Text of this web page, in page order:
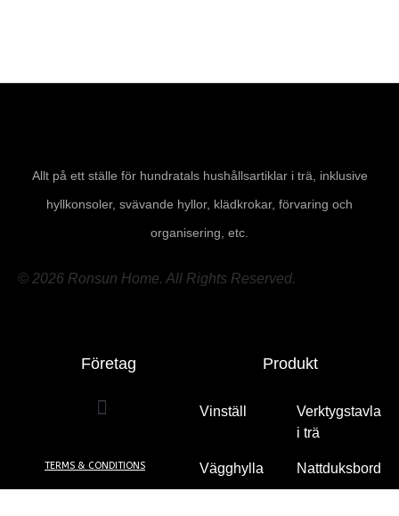
Allt på ett ställe för hundratals hushållsartiklar i trä, inklusive
hyllkonsoler, svävande hyllor, klädkrokar, förvaring och
organisering, etc.
© 2026 Ronsun Home. All Rights Reserved.
Företag
TERMS & CONDITIONS
Produkt
Vinställ
Verktygstavla
i trä
Vägghylla
(49)
Nattduksbord
(10)